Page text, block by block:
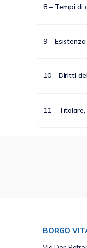
8 – Tempi di
9 –
10 – Diritti
11 –
BORGO